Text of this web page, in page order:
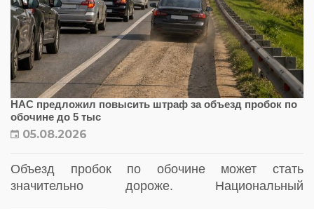
НАС предложил повысить штраф за объезд пробок по
обочине до 5 тыс
05.08.2026
Объезд пробок по обочине может стать
значительно дороже. Национальный